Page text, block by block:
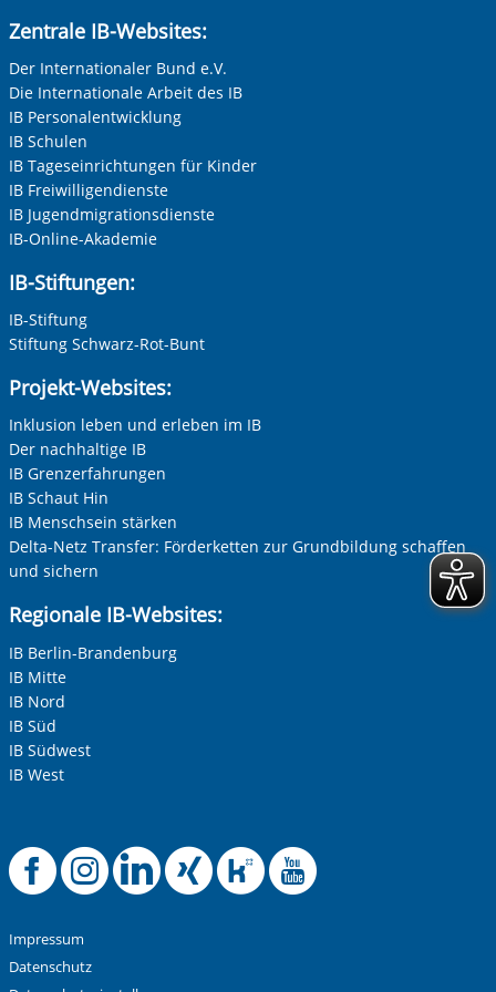
Zentrale IB-Websites:
Der Internationaler Bund e.V.
Die Internationale Arbeit des IB
IB Personalentwicklung
IB Schulen
IB Tageseinrichtungen für Kinder
IB Freiwilligendienste
IB Jugendmigrationsdienste
IB-Online-Akademie
IB-Stiftungen:
IB-Stiftung
Stiftung Schwarz-Rot-Bunt
Projekt-Websites:
Inklusion leben und erleben im IB
Der nachhaltige IB
IB Grenzerfahrungen
IB Schaut Hin
IB Menschsein stärken
Delta-Netz Transfer: Förderketten zur Grundbildung schaffen
und sichern
Regionale IB-Websites:
IB Berlin-Brandenburg
IB Mitte
IB Nord
IB Süd
IB Südwest
IB West
Offizielle
Offizielle
Offizielle
Offizielle
Offizielle
Impressum
Datenschutz